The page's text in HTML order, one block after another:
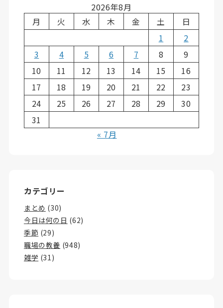
2026年8月
月
火 水 木 金 土
日
1
2
3
4 5 6 7 8
9
10
11 12 13 14 15
16
17
18 19 20 21 22
23
24
25 26 27 28 29
30
31
« 7月
カテゴリー
まとめ (30)
今日は何の日 (62)
季節 (29)
職場の教養 (948)
雑学 (31)